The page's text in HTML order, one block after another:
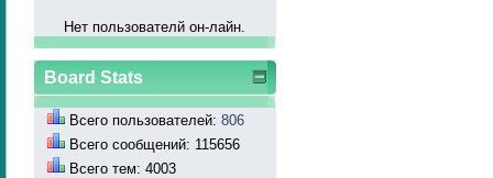
Нет пользователй он-лайн.
Board Stats
Всего пользователей: 806
Всего сообщений: 115656
Всего тем: 4003